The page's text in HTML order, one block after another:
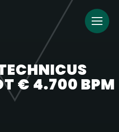
€ 4.700 BPM